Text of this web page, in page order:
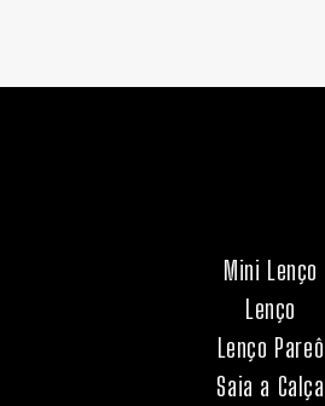
Mini Lenço
Lenço
Lenço Pareô
Saia a Calça